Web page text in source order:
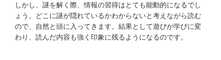
しかし、謎を解く際、情報の習得はとても能動的になるでし
ょう。どこに謎が隠れているかわからないと考えながら読む
ので、自然と頭に入ってきます。結果として遊びが学びに変
わり、読んだ内容も強く印象に残るようになるのです。